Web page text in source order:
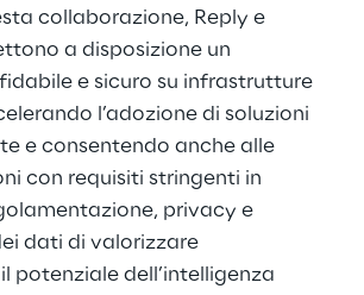
collaborazione, Reply e
a disposizione un
e sicuro su infrastrutture
l’adozione di soluzioni
e consentendo anche alle
con requisiti stringenti in
privacy e
dati di valorizzare
potenziale dell’intelligenza